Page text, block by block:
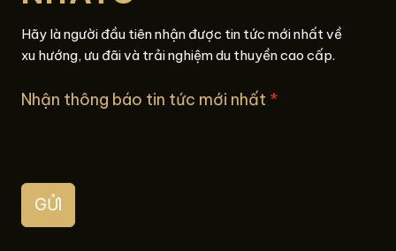
Hãy là người đầu tiên nhận được tin tức mới nhất về
xu hướng, ưu đãi và trải nghiệm du thuyền cao cấp.
Nhận thông báo tin tức mới nhất *
GỬI